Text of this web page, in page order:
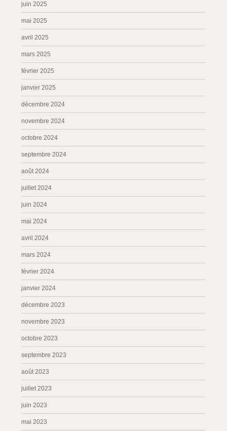
juin 2025
mai 2025
avril 2025
mars 2025
février 2025
janvier 2025
décembre 2024
novembre 2024
octobre 2024
septembre 2024
août 2024
juillet 2024
juin 2024
mai 2024
avril 2024
mars 2024
février 2024
janvier 2024
décembre 2023
novembre 2023
octobre 2023
septembre 2023
août 2023
juillet 2023
juin 2023
mai 2023